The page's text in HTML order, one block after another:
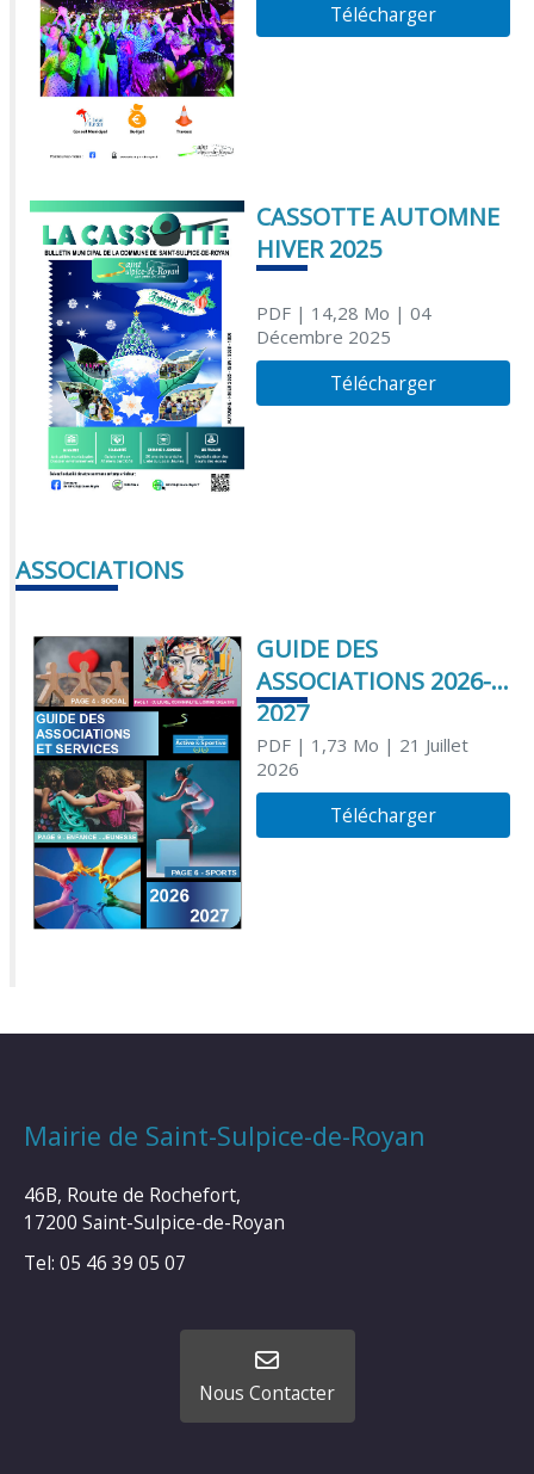
Télécharger
CASSOTTE AUTOMNE
HIVER 2025
PDF| 14,28 Mo | 04
Décembre 2025
Télécharger
ASSOCIATIONS
GUIDE DES
ASSOCIATIONS 2026-
2027
PDF| 1,73 Mo | 21 Juillet
2026
Télécharger
Mairie de Saint-Sulpice-de-Royan
46B, Route de Rochefort,
17200 Saint-Sulpice-de-Royan
Tel: 05 46 39 05 07
Nous Contacter